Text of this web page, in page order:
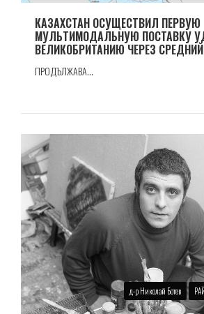
КАЗАХСТАН ОСУЩЕСТВИЛ ПЕРВУЮ
МУЛЬТИМОДАЛЬНУЮ ПОСТАВКУ
ВЕЛИКОБРИТАНИЮ ЧЕРЕЗ
ПРОДЪЛЖАВА...
д-р Николай Ботев